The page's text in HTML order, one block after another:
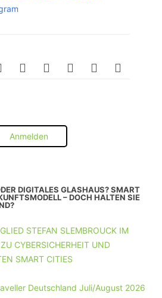
Anmelden
DIGITALES GLASHAUS? SMART
– DOCH HALTEN SIE
STEFAN SLEMBROUCK IM
CYBERSICHERHEIT UND
SMART CITIES